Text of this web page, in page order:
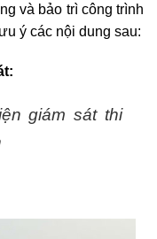
và bảo trì công trình
ý các nội dung sau:
giám sát thi